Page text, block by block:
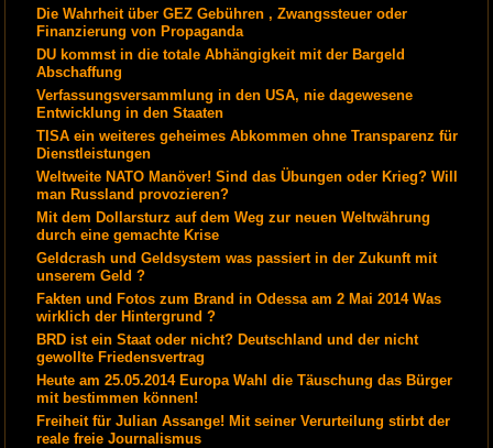
Die Wahrheit über GEZ Gebühren , Zwangssteuer oder
Finanzierung von Propaganda
DU kommst in die totale Abhängigkeit mit der Bargeld
Abschaffung
Verfassungsversammlung in den USA, nie dagewesene
Entwicklung in den Staaten
TISA ein weiteres geheimes Abkommen ohne Transparenz für
Dienstleistungen
Weltweite NATO Manöver! Sind das Übungen oder Krieg? Will
man Russland provozieren?
Mit dem Dollarsturz auf dem Weg zur neuen Weltwährung
durch eine gemachte Krise
Geldcrash und Geldsystem was passiert in der Zukunft mit
unserem Geld ?
Fakten und Fotos zum Brand in Odessa am 2 Mai 2014 Was
wirklich der Hintergrund ?
BRD ist ein Staat oder nicht? Deutschland und der nicht
gewollte Friedensvertrag
Heute am 25.05.2014 Europa Wahl die Täuschung das Bürger
mit bestimmen können!
Freiheit für Julian Assange! Mit seiner Verurteilung stirbt der
reale freie Journalismus